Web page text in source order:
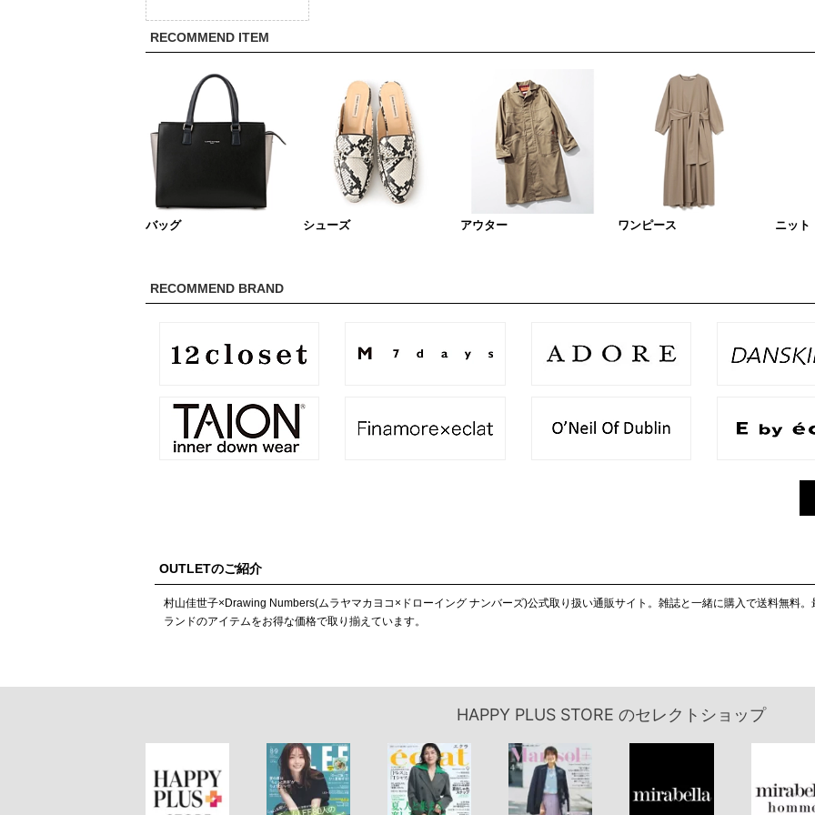
RECOMMEND ITEM
バッグ シューズ アウター ワンピース ニット
RECOMMEND BRAND
OUTLETのご紹介
村山佳世子×Drawing Numbers(ムラヤマカヨコ×ドローイング ナンバーズ)公式取り扱い通販サイト。雑誌と一緒に購入で送料無料
ランドのアイテムをお得な価格で取り揃えています。
HAPPY PLUS STORE のセレクトショップ